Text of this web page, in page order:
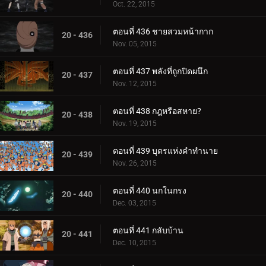
Oct. 22, 2015
20 - 436 ตอนที่ 436 ชายสวมหน้ากาก
Nov. 05, 2015
20 - 437 ตอนที่ 437 พลังที่ถูกปิดผนึก
Nov. 12, 2015
20 - 438 ตอนที่ 438 กฎหรือสหาย?
Nov. 19, 2015
20 - 439 ตอนที่ 439 บุตรแห่งคำทำนาย
Nov. 26, 2015
20 - 440 ตอนที่ 440 นกในกรง
Dec. 03, 2015
20 - 441 ตอนที่ 441 กลับบ้าน
Dec. 10, 2015